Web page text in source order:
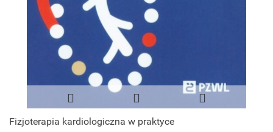
Fizjoterapia kardiologiczna w praktyce